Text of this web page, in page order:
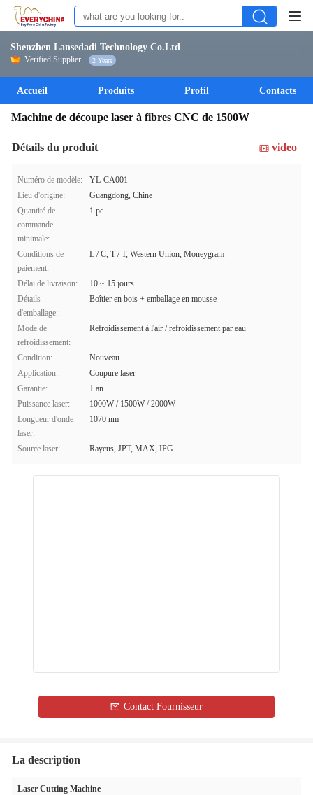
Shenzhen Lansedadi Technology Co.Ltd
Verified Supplier 2 Years
Accueil Produits Profil Contacts
Machine de découpe laser à fibres CNC de 1500W
Détails du produit video
Numéro de modèle:
YL-CA001
Lieu d'origine:
Guangdong, Chine
Quantité de
commande
minimale:
1 pc
Conditions de
paiement:
L / C, T / T, Western Union, Moneygram
Délai de livraison:
10 ~ 15 jours
Détails
d'emballage:
Boîtier en bois + emballage en mousse
Mode de
refroidissement:
Refroidissement à l'air / refroidissement par eau
Condition:
Nouveau
Application:
Coupure laser
Garantie:
1 an
Puissance laser:
1000W / 1500W / 2000W
Longueur d'onde
laser:
1070 nm
Source laser: Raycus, JPT, MAX, IPG
Contact Fournisseur
La description
Laser Cutting Machine